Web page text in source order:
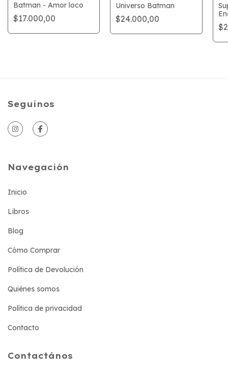
Batman - Amor loco
$17.000,00
Universo Batman
$24.000,00
Seguinos
Navegación
Inicio
Libros
Blog
Cómo Comprar
Política de Devolución
Quiénes somos
Política de privacidad
Contacto
Contactános